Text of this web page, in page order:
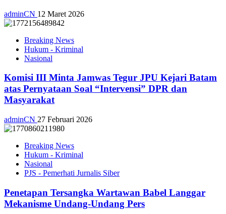
adminCN 12 Maret 2026
Breaking News
Hukum - Kriminal
Nasional
Komisi III Minta Jamwas Tegur JPU Kejari Batam
atas Pernyataan Soal “Intervensi” DPR dan
Masyarakat
adminCN 27 Februari 2026
Breaking News
Hukum - Kriminal
Nasional
PJS - Pemerhati Jurnalis Siber
Penetapan Tersangka Wartawan Babel Langgar
Mekanisme Undang-Undang Pers